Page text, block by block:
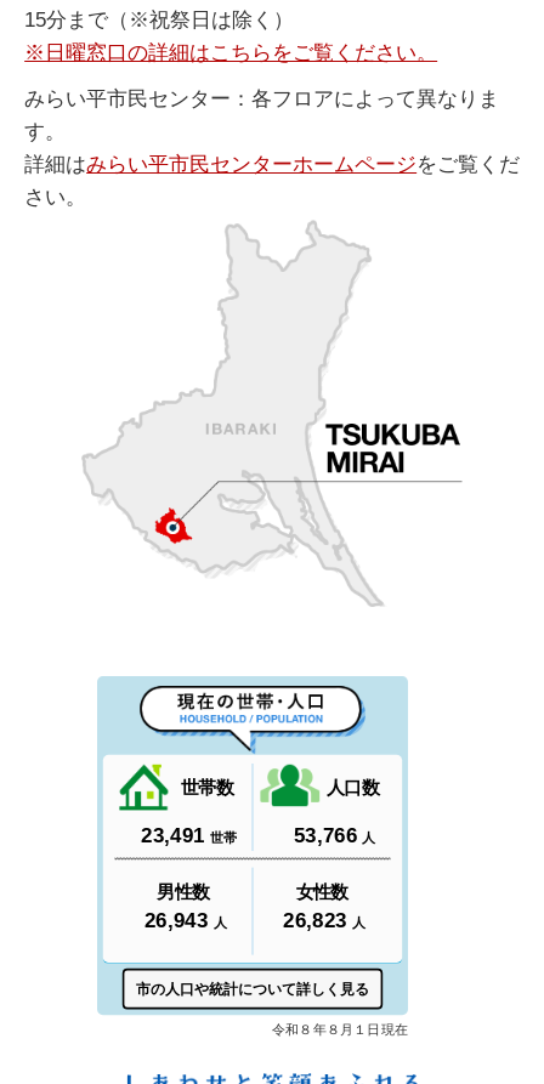
15分まで（※祝祭日は除く）
※日曜窓口の詳細はこちらをご覧ください。
みらい平市民センター：各フロアによって異なりま
す。
詳細はみらい平市民センターホームページをご覧くだ
さい。